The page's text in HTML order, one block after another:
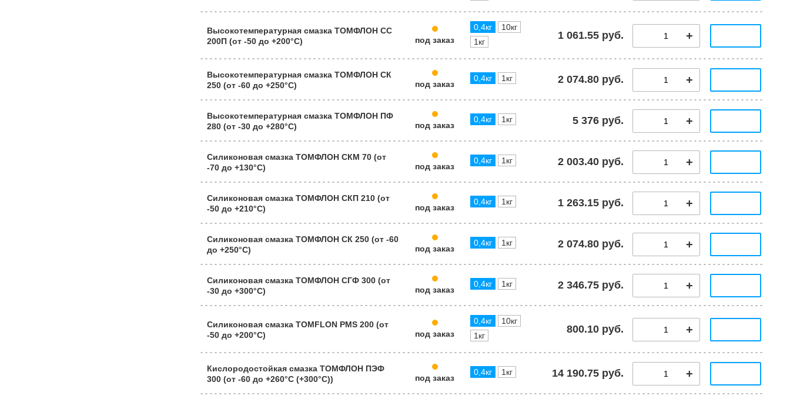
Высокотемпературная смазка ТОМФЛОН СС
200П (от -50 до +200°C)
под заказ
0,4кг
10кг
1кг
1 061.55 руб.
Высокотемпературная смазка ТОМФЛОН СК
250 (от -60 до +250°C)
под заказ
0,4кг 1кг 2 074.80 руб.
Высокотемпературная смазка ТОМФЛОН ПФ
280 (от -30 до +280°C)
под заказ
0,4кг 1кг 5 376 руб.
Силиконовая смазка ТОМФЛОН СКМ 70 (от
-70 до +130°C)
под заказ
0,4кг 1кг 2 003.40 руб.
Силиконовая смазка ТОМФЛОН СКП 210 (от
-50 до +210°C)
под заказ
0,4кг 1кг 1 263.15 руб.
Силиконовая смазка ТОМФЛОН СК 250 (от -60
до +250°C)
под заказ
0,4кг 1кг 2 074.80 руб.
Силиконовая смазка ТОМФЛОН СГФ 300 (от
-30 до +300°C)
под заказ
0,4кг 1кг 2 346.75 руб.
Силиконовая смазка TOMFLON PMS 200 (от
-50 до +200°C)
под заказ
0,4кг
10кг
1кг
800.10 руб.
Кислородостойкая смазка ТОМФЛОН ПЭФ
300 (от -60 до +260°C (+300°С))
под заказ
0,4кг 1кг 14 190.75 руб.